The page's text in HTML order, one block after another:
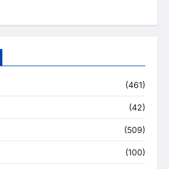
(461)
(42)
(509)
(100)